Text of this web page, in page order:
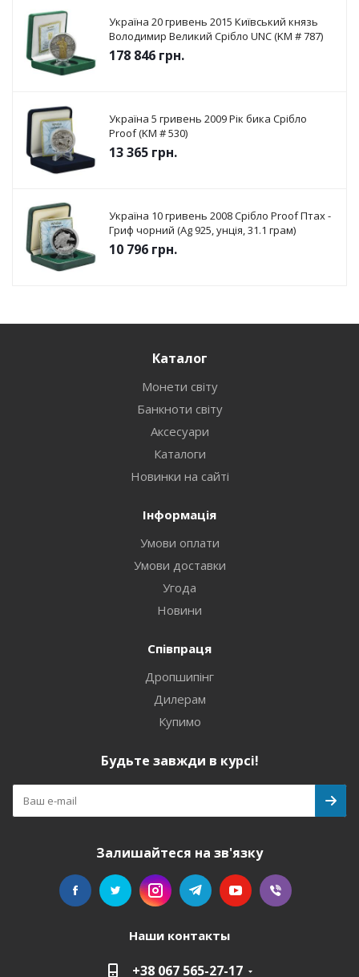
Україна 20 гривень 2015 Київський князь
Володимир Великий Срібло UNC (KM # 787)
178 846 грн.
Україна 5 гривень 2009 Рік бика Срібло
Proof (KM # 530)
13 365 грн.
Україна 10 гривень 2008 Срібло Proof Птах -
Гриф чорний (Ag 925, унція, 31.1 грам)
10 796 грн.
Каталог
Монети світу
Банкноти світу
Аксесуари
Каталоги
Новинки на сайті
Інформація
Умови оплати
Умови доставки
Угода
Новини
Співпраця
Дропшипінг
Дилерам
Купимо
Будьте завжди в курсі!
Залишайтеся на зв'язку
Наши контакты
+38 067 565-27-17